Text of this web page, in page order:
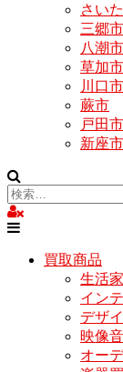
さい
三郷市
八潮市
草加市
川口市
蕨市
戸田市
新座市
買取商品
生活
イン
デザ
映像
オー